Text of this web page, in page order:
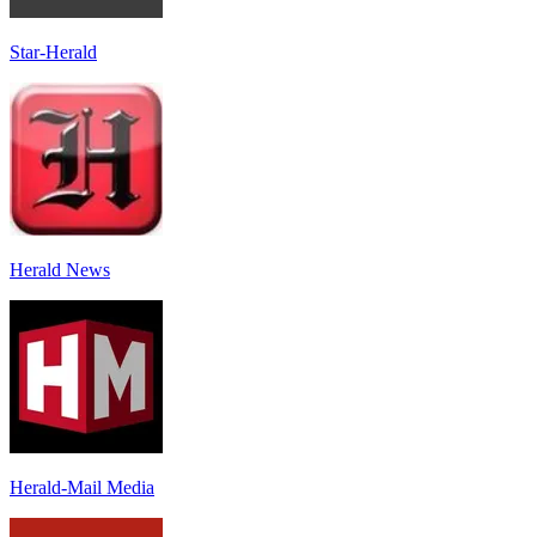
Star-Herald
Herald News
Herald-Mail Media